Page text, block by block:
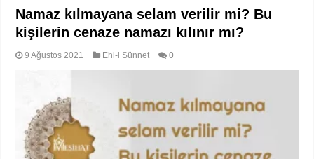
Namaz kılmayana selam verilir mi? Bu
kişilerin cenaze namazı kılınır mı?
9 Ağustos 2021 Ehl-i Sünnet 0